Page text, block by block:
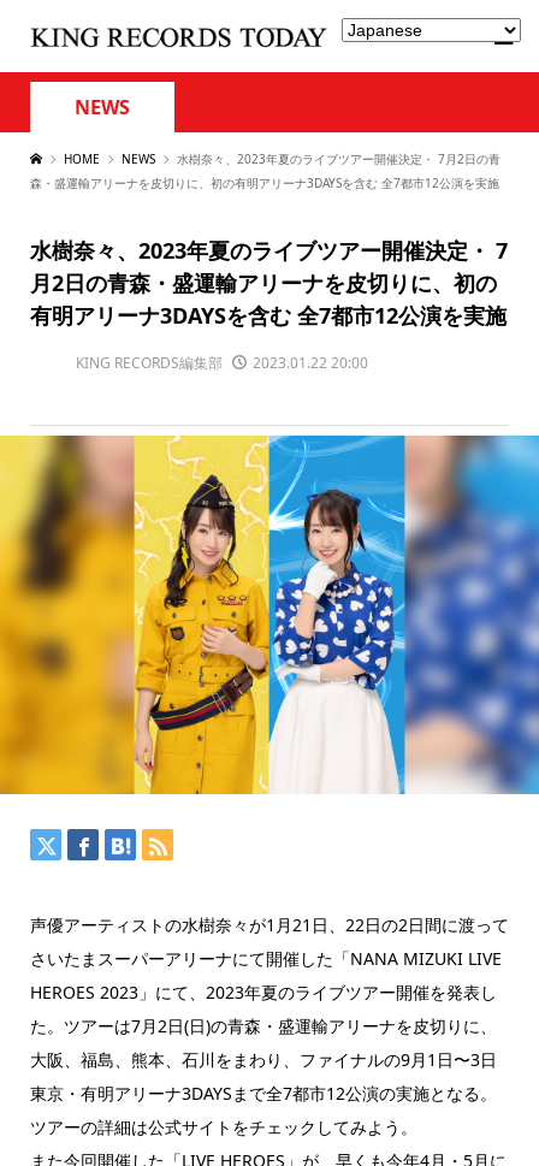
NEWS
HOME NEWS
水樹奈々、2023年夏のライブツアー開催決定・ 7月2日の青
森・盛運輸アリーナを皮切りに、初の有明アリーナ3DAYSを含む 全7都市12公演を実施
水樹奈々、2023年夏のライブツアー開催決定・ 7
月2日の青森・盛運輸アリーナを皮切りに、初の
有明アリーナ3DAYSを含む 全7都市12公演を実施
KING RECORDS編集部 2023.01.22 20:00
声優アーティストの水樹奈々が1月21日、22日の2日間に渡って
さいたまスーパーアリーナにて開催した「NANA MIZUKI LIVE
HEROES 2023」にて、2023年夏のライブツアー開催を発表し
た。ツアーは7月2日(日)の青森・盛運輸アリーナを皮切りに、
大阪、福島、熊本、石川をまわり、ファイナルの9月1日〜3日
東京・有明アリーナ3DAYSまで全7都市12公演の実施となる。
ツアーの詳細は公式サイトをチェックしてみよう。
また今回開催した「LIVE HEROES」が、早くも今年4月・5月に